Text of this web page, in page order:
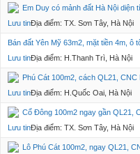
Em Duy có mảnh đất Hà Nội diện
Lưu tinĐịa điểm: TX. Sơn Tây, Hà Nội
Bán đất Yên Mỹ 63m2, mặt tiền 4m, ô
Lưu tinĐịa điểm: H.Thanh Trì, Hà Nội
Phú Cát 100m2, cách QL21,
Lưu tinĐịa điểm: H.Quốc Oai, Hà Nội
Cổ Đông 100m2 ngay gần QL21,
Lưu tinĐịa điểm: TX. Sơn Tây, Hà Nội
Lô Phú Cát 100m2, ngay QL21,